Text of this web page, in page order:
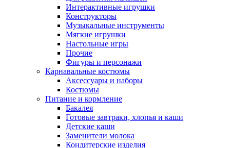
Интерактивные игрушки
Конструкторы
Музыкальные инструменты
Мягкие игрушки
Настольные игры
Прочие
Фигуры и персонажи
Карнавальные костюмы
Аксессуары и наборы
Костюмы
Питание и кормление
Бакалея
Готовые завтраки, хлопья и каши
Детские каши
Заменители молока
Кондитерские изделия